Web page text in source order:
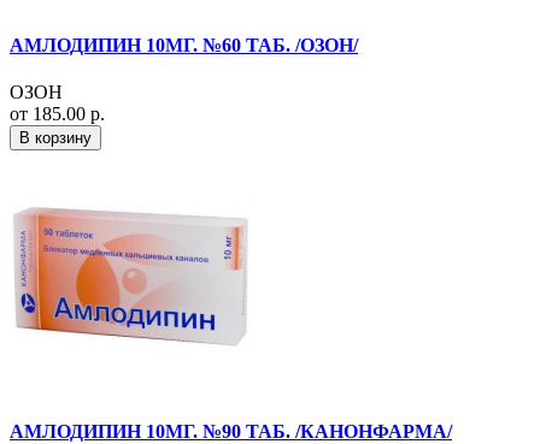
АМЛОДИПИН 10МГ. №60 ТАБ. /ОЗОН/
ОЗОН
от 185.00 р.
В корзину
АМЛОДИПИН 10МГ. №90 ТАБ. /КАНОНФАРМА/